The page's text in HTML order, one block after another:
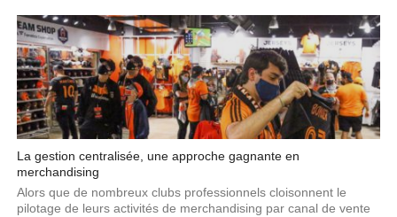
La gestion centralisée, une approche gagnante en
merchandising
Alors que de nombreux clubs professionnels cloisonnent le
pilotage de leurs activités de merchandising par canal de vente